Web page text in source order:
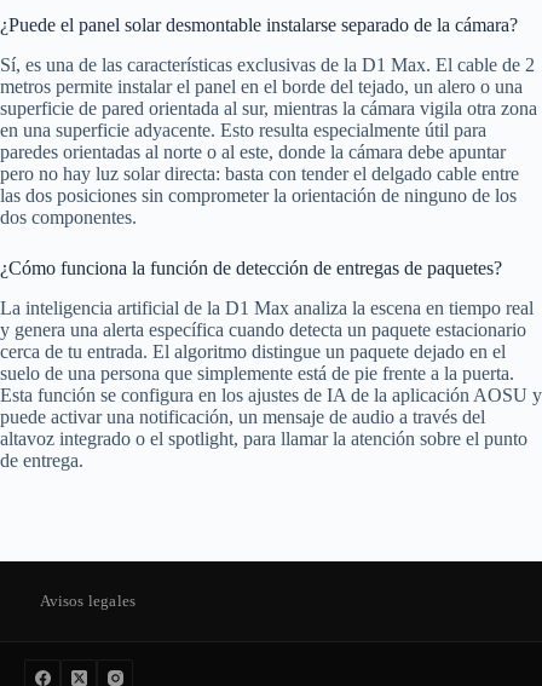
¿Puede el panel solar desmontable instalarse separado de la cámara?
Sí, es una de las características exclusivas de la D1 Max. El cable de 2
metros permite instalar el panel en el borde del tejado, un alero o una
superficie de pared orientada al sur, mientras la cámara vigila otra zona
en una superficie adyacente. Esto resulta especialmente útil para
paredes orientadas al norte o al este, donde la cámara debe apuntar
pero no hay luz solar directa: basta con tender el delgado cable entre
las dos posiciones sin comprometer la orientación de ninguno de los
dos componentes.
¿Cómo funciona la función de detección de entregas de paquetes?
La inteligencia artificial de la D1 Max analiza la escena en tiempo real
y genera una alerta específica cuando detecta un paquete estacionario
cerca de tu entrada. El algoritmo distingue un paquete dejado en el
suelo de una persona que simplemente está de pie frente a la puerta.
Esta función se configura en los ajustes de IA de la aplicación AOSU y
puede activar una notificación, un mensaje de audio a través del
altavoz integrado o el spotlight, para llamar la atención sobre el punto
de entrega.
Avisos legales